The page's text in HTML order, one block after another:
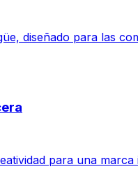
diseñado para las
para una